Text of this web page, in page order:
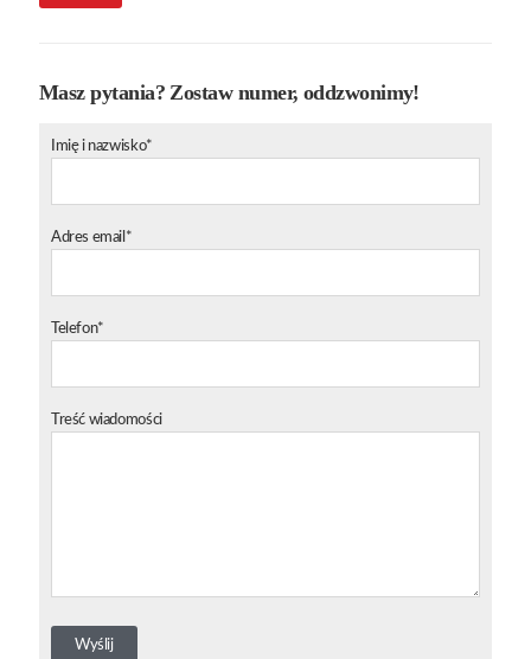
Masz pytania? Zostaw numer, oddzwonimy!
Imię i nazwisko*
Adres email*
Telefon*
Treść wiadomości